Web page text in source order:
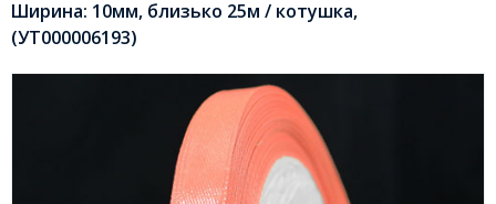
Ширина: 10мм, близько 25м / котушка,
(УТ000006193)